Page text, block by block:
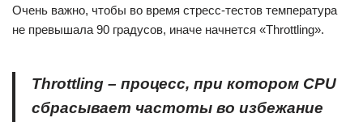
Очень важно, чтобы во время стресс-тестов температура
не превышала 90 градусов, иначе начнется «Throttling».
Throttling – процесс, при котором CPU
сбрасывает частоты во избежание